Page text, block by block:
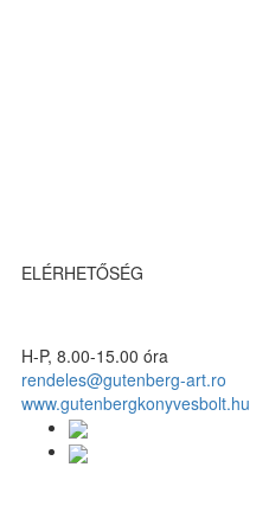
ELÉRHETŐSÉG
H-P, 8.00-15.00 óra
rendeles@gutenberg-art.ro
www.gutenbergkonyvesbolt.hu